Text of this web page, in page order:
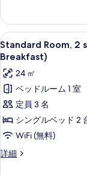
す
べ
て
の
写
真
を
表
示
の
細
ブ
ル
ベ
ッ
ド
台
ソ
フ
ァ
ー
ド
ル
ー
ダ
ブ
ル
ベ
ッ
台
ソ
Standard
Room,
2
single
beds
with
Sofabed,
Balcony
(Free
Breakfast)
16
Standard Room, 2
Breakfast)
24 ㎡
ベッドルーム 1 室
定員 3 名
シングルベッド 2
WiFi (無料)
詳細
Standard